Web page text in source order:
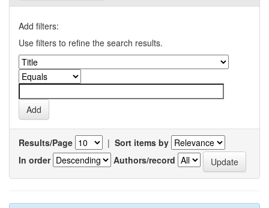
Add filters:
Use filters to refine the search results.
Results/Page | Sort items by
In order
Authors/record